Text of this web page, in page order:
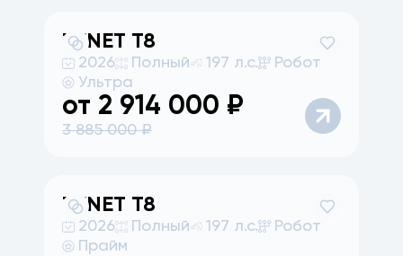
TENET T8
2026 Полный 197 л.с.
Робот
Ультра
от 2 914 000 ₽
3 885 000₽
TENET T8
2026 Полный 197 л.с.
Робот
Прайм